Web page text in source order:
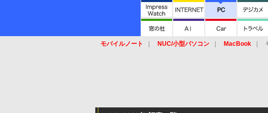
モバイルノート NUC/小型パソコン MacBook